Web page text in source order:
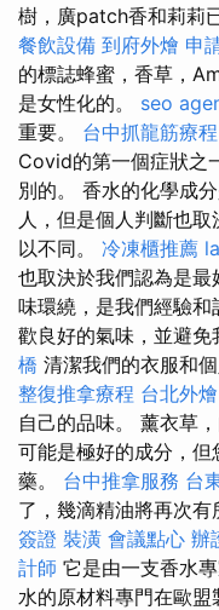
樹，廣patch香和莉莉
餐飲設備 到府外燴 申
的標誌蜂蜜，香草，
是女性化的。 seo
重要。 台中抓龍筋療程
Covid的第一個症狀之
別的。 香水的化學成
人，但是個人判斷也
以不同。 冷凍櫃推薦
也取決於我們認為是最
味環繞，是我們經驗和
歡良好的氣味，並避免
橋 清潔我們的衣服和
整復推拿療程 台北外燴
自己的品味。 薰衣草
可能是極好的成分，
藥。 台中推拿服務 台
了，幾滴精油將再次有
簽證 裝潢 會議點心 辦
計師 它是由一支香水
水的原材料專門在歐